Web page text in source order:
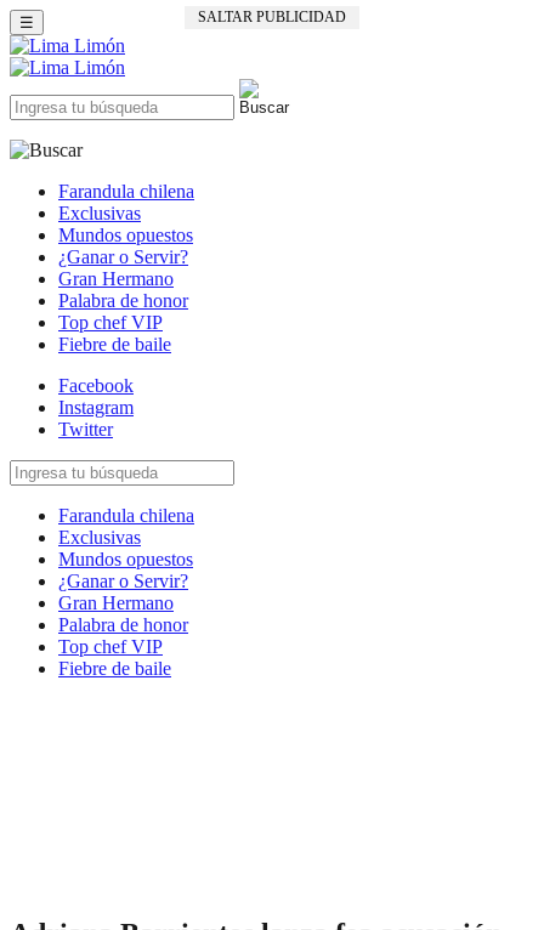
SALTAR PUBLICIDAD
☰
Farandula chilena
Exclusivas
Mundos opuestos
¿Ganar o Servir?
Gran Hermano
Palabra de honor
Top chef VIP
Fiebre de baile
Facebook
Instagram
Twitter
Farandula chilena
Exclusivas
Mundos opuestos
¿Ganar o Servir?
Gran Hermano
Palabra de honor
Top chef VIP
Fiebre de baile